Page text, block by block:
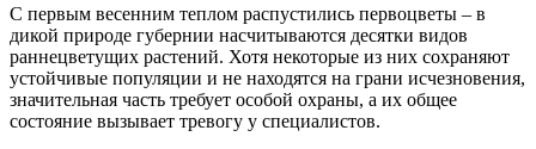
10.08.2026 | 11:51
Новокуйбышевский театр "Грань" открыл новый сезон
10.08.2026 | 11:40
За сутки в Самарской области потушили 15 пожаров и спасли
8 человек
10.08.2026 | 11:40
С первым весенним теплом распустились первоцветы – в
дикой природе губернии насчитываются десятки видов
раннецветущих растений. Хотя некоторые из них сохраняют
устойчивые популяции и не находятся на грани исчезновения,
значительная часть требует особой охраны, а их общее
состояние вызывает тревогу у специалистов.